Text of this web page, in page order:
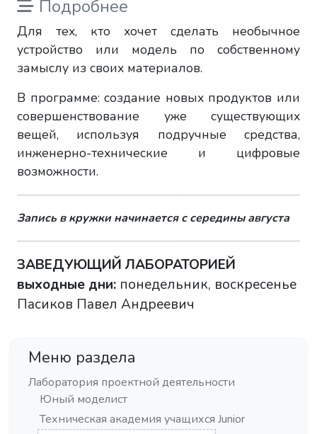
Подробнее
Для тех, кто хочет сделать необычное
устройство или модель по собственному
замыслу из своих материалов.
В программе: создание новых продуктов или
совершенствование уже существующих
вещей, используя подручные средства,
инженерно-технические и цифровые
возможности.
Запись в кружки начинается с середины августа
ЗАВЕДУЮЩИЙ ЛАБОРАТОРИЕЙ
выходные дни: понедельник, воскресенье
Пасиков Павел Андреевич
Меню раздела
Лаборатория проектной деятельности
Юный моделист
Техническая академия учащихся Junior